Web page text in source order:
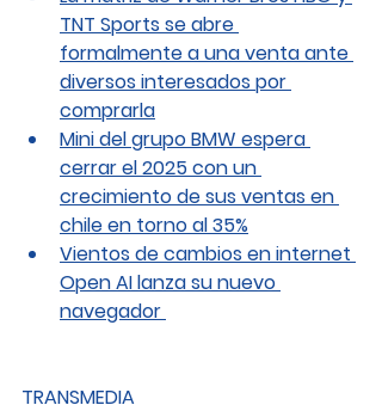
TNT Sports se abre
formalmente a una venta ante
diversos interesados por
comprarla
Mini del grupo BMW espera
cerrar el 2025 con un
crecimiento de sus ventas en
chile en torno al 35%
Vientos de cambios en internet
Open AI lanza su nuevo
navegador
TRANSMEDIA